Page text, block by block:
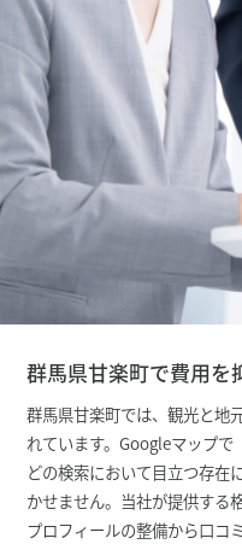
群馬県甘楽町で費用を
群馬県甘楽町では、観光と地
れています。Googleマップ
どの検索において目立つ存在
かせません。当社が提供する
プロフィールの整備から口コ